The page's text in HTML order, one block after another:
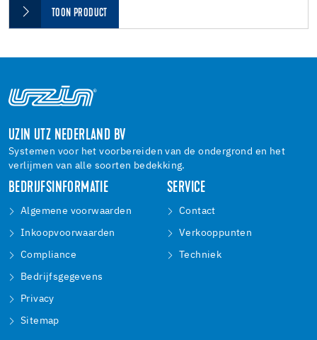
TOON PRODUCT
UZIN UTZ NEDERLAND BV
Systemen voor het voorbereiden van de ondergrond en het
verlijmen van alle soorten bedekking.
BEDRIJFSINFORMATIE
Algemene voorwaarden
Inkoopvoorwaarden
Compliance
Bedrijfsgegevens
Privacy
Sitemap
SERVICE
Contact
Verkooppunten
Techniek